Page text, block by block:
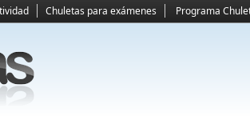
Chuletas para exámenes Programa